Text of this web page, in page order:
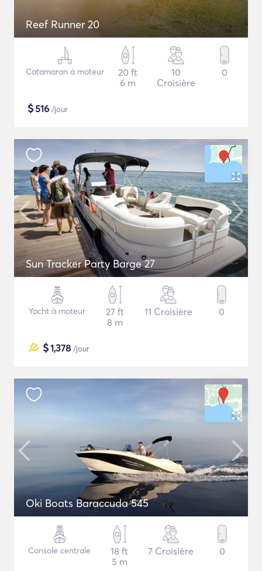
Reef Runner 20
Catamaran à moteur
20 ft
6 m
10
Croisière
0
$516 /jour
Sun Tracker Party Barge 27
Yacht à moteur
27 ft
8 m
11 Croisière 0
$1,378 /jour
Oki Boats Baraccuda 545
Console centrale
18 ft
5 m
7 Croisière 0